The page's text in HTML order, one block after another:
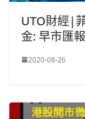
UTO財經|
金: 早市匯
2020-08-26